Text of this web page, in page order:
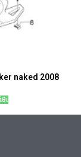
naked 2008